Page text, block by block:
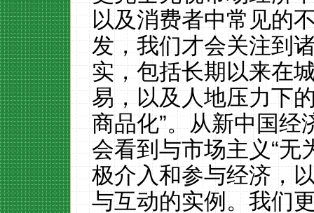
以及消费者中常见的
发，我们才会关注到
实，包括长期以来在
易，以及人地压力下
商品化”。从新中国经
会看到与市场主义“无
极介入和参与经济，
与互动的实例。我们